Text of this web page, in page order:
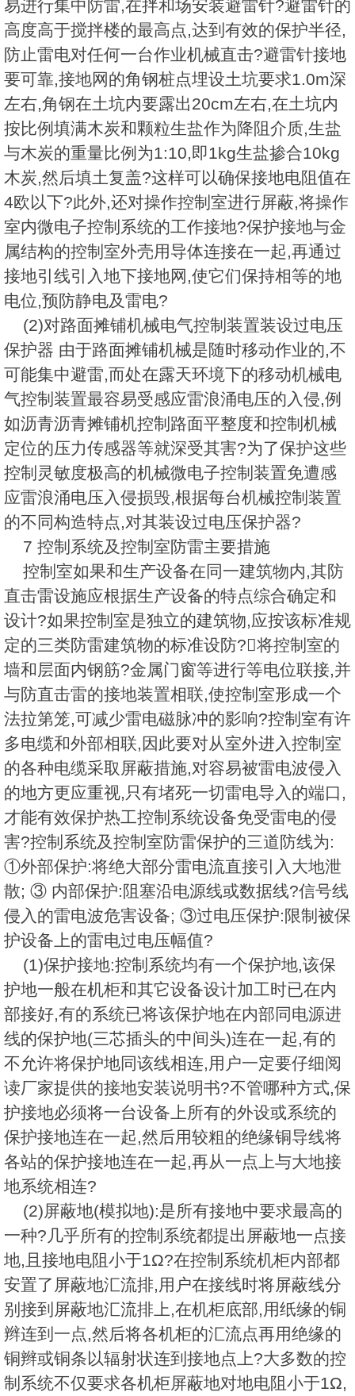
易进行集中防雷,在拌和场安装避雷针?避雷针的
高度高于搅拌楼的最高点,达到有效的保护半径,
防止雷电对任何一台作业机械直击?避雷针接地
要可靠,接地网的角钢桩点埋设土坑要求1.0m深
左右,角钢在土坑内要露出20cm左右,在土坑内
按比例填满木炭和颗粒生盐作为降阻介质,生盐
与木炭的重量比例为1:10,即1kg生盐掺合10kg
木炭,然后填土复盖?这样可以确保接地电阻值在
4欧以下?此外,还对操作控制室进行屏蔽,将操作
室内微电子控制系统的工作接地?保护接地与金
属结构的控制室外壳用导体连接在一起,再通过
接地引线引入地下接地网,使它们保持相等的地
电位,预防静电及雷电?
(2)对路面摊铺机械电气控制装置装设过电压
保护器 由于路面摊铺机械是随时移动作业的,不
可能集中避雷,而处在露天环境下的移动机械电
气控制装置最容易受感应雷浪涌电压的入侵,例
如沥青沥青摊铺机控制路面平整度和控制机械
定位的压力传感器等就深受其害?为了保护这些
控制灵敏度极高的机械微电子控制装置免遭感
应雷浪涌电压入侵损毁,根据每台机械控制装置
的不同构造特点,对其装设过电压保护器?
7 控制系统及控制室防雷主要措施
控制室如果和生产设备在同一建筑物内,其防
直击雷设施应根据生产设备的特点综合确定和
设计?如果控制室是独立的建筑物,应按该标准规
定的三类防雷建筑物的标准设防?将控制室的
墙和层面内钢筋?金属门窗等进行等电位联接,并
与防直击雷的接地装置相联,使控制室形成一个
法拉第笼,可减少雷电磁脉冲的影响?控制室有许
多电缆和外部相联,因此要对从室外进入控制室
的各种电缆采取屏蔽措施,对容易被雷电波侵入
的地方更应重视,只有堵死一切雷电导入的端口,
才能有效保护热工控制系统设备免受雷电的侵
害?控制系统及控制室防雷保护的三道防线为:
①外部保护:将绝大部分雷电流直接引入大地泄
散; ③ 内部保护:阻塞沿电源线或数据线?信号线
侵入的雷电波危害设备; ③过电压保护:限制被保
护设备上的雷电过电压幅值?
(1)保护接地:控制系统均有一个保护地,该保
护地一般在机柜和其它设备设计加工时已在内
部接好,有的系统已将该保护地在内部同电源进
线的保护地(三芯插头的中间头)连在一起,有的
不允许将保护地同该线相连,用户一定要仔细阅
读厂家提供的接地安装说明书?不管哪种方式,保
护接地必须将一台设备上所有的外设或系统的
保护接地连在一起,然后用较粗的绝缘铜导线将
各站的保护接地连在一起,再从一点上与大地接
地系统相连?
(2)屏蔽地(模拟地):是所有接地中要求最高的
一种?几乎所有的控制系统都提出屏蔽地一点接
地,且接地电阻小于1Ω?在控制系统机柜内部都
安置了屏蔽地汇流排,用户在接线时将屏蔽线分
别接到屏蔽地汇流排上,在机柜底部,用纸缘的铜
辫连到一点,然后将各机柜的汇流点再用绝缘的
铜辫或铜条以辐射状连到接地点上?大多数的控
制系统不仅要求各机柜屏蔽地对地电阻小于1Ω,